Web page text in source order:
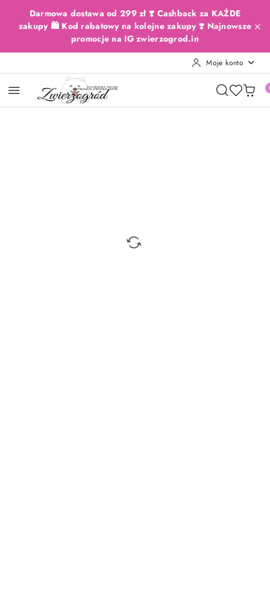
Przejdź do treści głównej
Przejdź do wyszukiwarki
Przejdź do moje konto
Przejdź do menu głównego
Przejdź do opisu produktu
Przejdź do stopki
Darmowa dostawa od 299 zł ❣️ Cashback za KAŻDE
zakupy 🛍️ Kod rabatowy na kolejne zakupy ❣️ Najnowsze
promocje na IG zwierzogrod.in
Moje konto